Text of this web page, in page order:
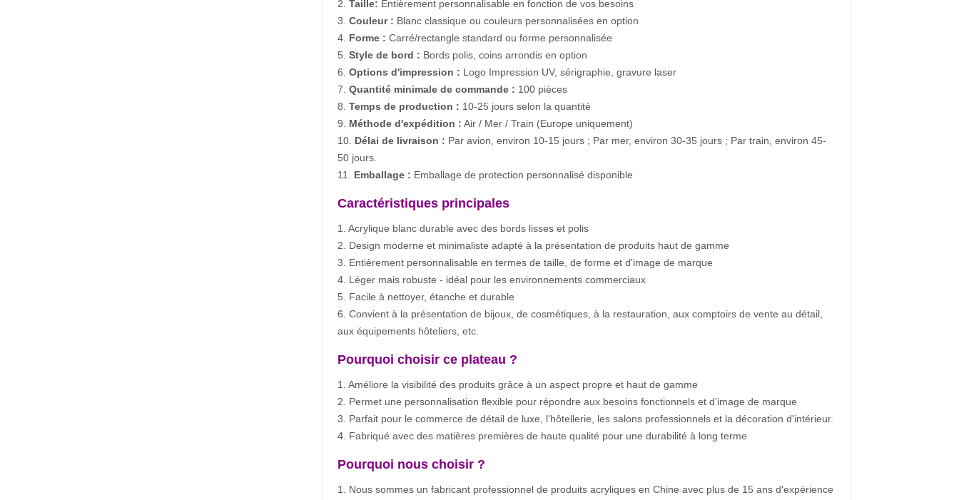
2. Taille: Entièrement personnalisable en fonction de vos besoins
3. Couleur : Blanc classique ou couleurs personnalisées en option
4. Forme : Carré/rectangle standard ou forme personnalisée
5. Style de bord : Bords polis, coins arrondis en option
6. Options d'impression : Logo Impression UV, sérigraphie, gravure laser
7. Quantité minimale de commande : 100 pièces
8. Temps de production : 10-25 jours selon la quantité
9. Méthode d'expédition : Air / Mer / Train (Europe uniquement)
10. Délai de livraison : Par avion, environ 10-15 jours ; Par mer, environ 30-35 jours ; Par train, environ 45-
50 jours.
11. Emballage : Emballage de protection personnalisé disponible
Caractéristiques principales
1. Acrylique blanc durable avec des bords lisses et polis
2. Design moderne et minimaliste adapté à la présentation de produits haut de gamme
3. Entièrement personnalisable en termes de taille, de forme et d'image de marque
4. Léger mais robuste - idéal pour les environnements commerciaux
5. Facile à nettoyer, étanche et durable
6. Convient à la présentation de bijoux, de cosmétiques, à la restauration, aux comptoirs de vente au détail,
aux équipements hôteliers, etc.
Pourquoi choisir ce plateau ?
1. Améliore la visibilité des produits grâce à un aspect propre et haut de gamme
2. Permet une personnalisation flexible pour répondre aux besoins fonctionnels et d'image de marque
3. Parfait pour le commerce de détail de luxe, l'hôtellerie, les salons professionnels et la décoration d'intérieur.
4. Fabriqué avec des matières premières de haute qualité pour une durabilité à long terme
Pourquoi nous choisir ?
1. Nous sommes un fabricant professionnel de produits acryliques en Chine avec plus de 15 ans d'expérience